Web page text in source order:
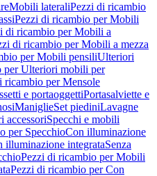
Mobili lateraliPezzi di ricambio
Pezzi di ricambio per Mobili
di ricambio per Mobili a
di ricambio per Mobili a mezza
per Mobili pensiliUlteriori
per Ulteriori mobili per
ricambio per Mensole
e portaoggettiPortasalviette e
ManiglieSet piediniLavagne
accessoriSpecchi e mobili
per SpecchioCon illuminazione
illuminazione integrataSenza
Pezzi di ricambio per Mobili
Pezzi di ricambio per Con